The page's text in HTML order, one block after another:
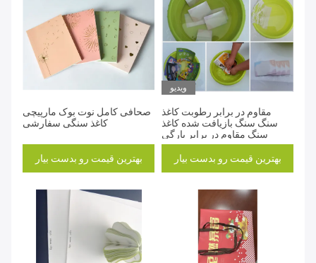
صحافی کامل نوت بوک مارپیچی
کاغذ سنگی سفارشی
بهترین قیمت رو بدست بیار
ویدیو
مقاوم در برابر رطوبت کاغذ
سنگ سنگ بازیافت شده کاغذ
سنگ مقاوم در برابر پارگی
بهترین قیمت رو بدست بیار